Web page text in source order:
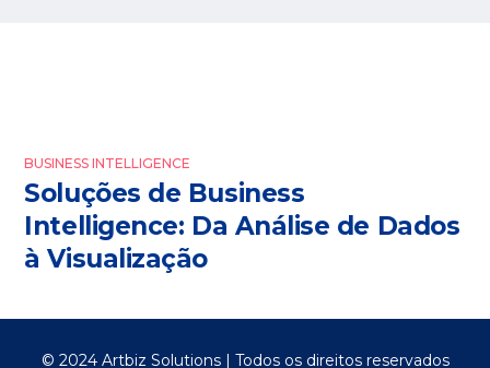
BUSINESS INTELLIGENCE
Soluções de Business
Intelligence: Da Análise de Dados
à Visualização
© 2024 Artbiz Solutions | Todos os direitos reservados